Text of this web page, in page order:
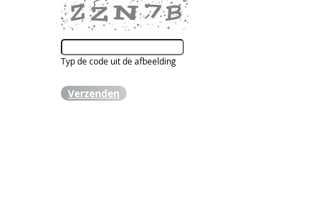
Typ de code uit de afbeelding
Verzenden